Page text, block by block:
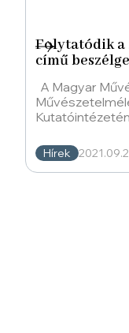
Folytatódik a
című
A Magyar
beszélgetés
Hírek